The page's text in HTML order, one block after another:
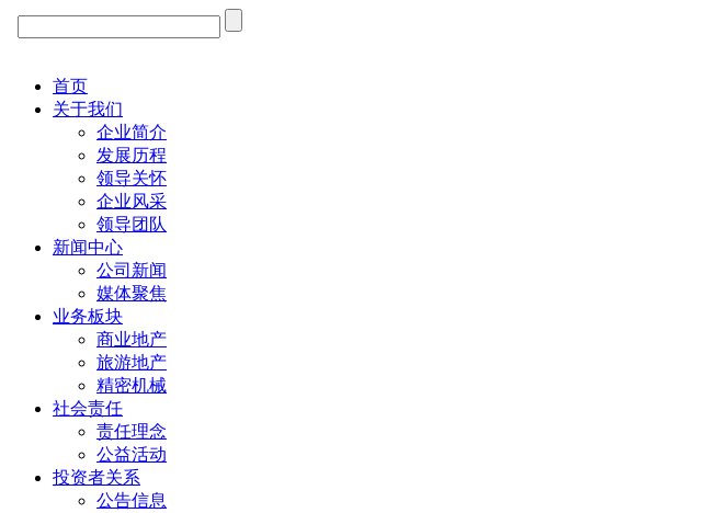
首页
关于我们
企业简介
发展历程
领导关怀
企业风采
领导团队
新闻中心
公司新闻
媒体聚焦
业务板块
商业地产
旅游地产
精密机械
社会责任
责任理念
公益活动
投资者关系
公告信息